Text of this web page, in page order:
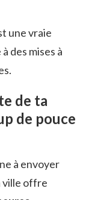
une vraie
des mises à
de ta
de pouce
à envoyer
ville offre